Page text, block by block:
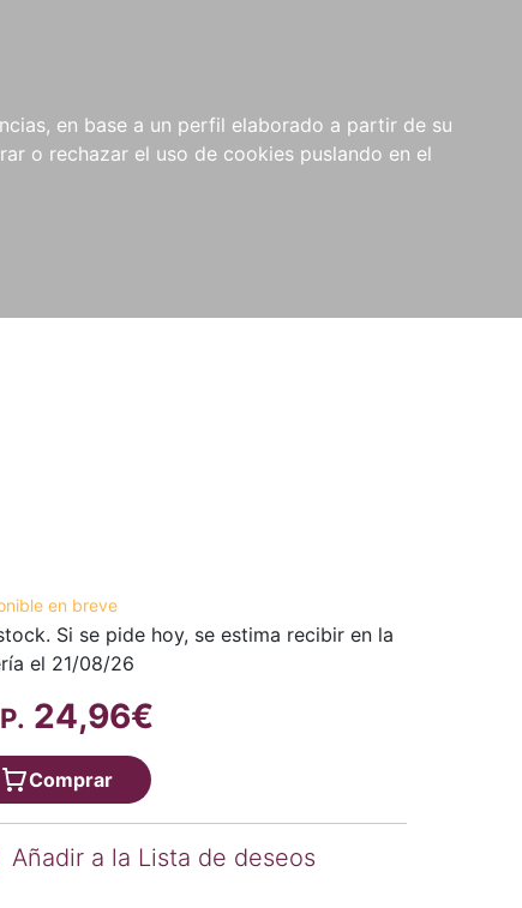
en base a un perfil elaborado a partir de su
o rechazar el uso de cookies puslando en el
NOVEDADES NOTICIAS
COMPRAS
INSTITUCIONALES
en breve
Si se pide hoy, se estima recibir en la
el 21/08/26
24,96€
Comprar
Añadir a la Lista de deseos